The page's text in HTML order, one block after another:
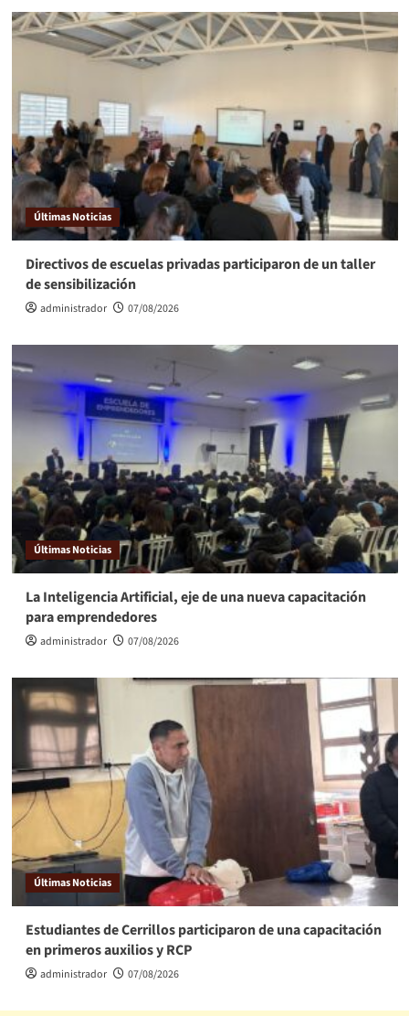
Últimas Noticias
Directivos de escuelas privadas participaron de un taller
de sensibilización
administrador 07/08/2026
Últimas Noticias
La Inteligencia Artificial, eje de una nueva capacitación
para emprendedores
administrador 07/08/2026
Últimas Noticias
Estudiantes de Cerrillos participaron de una capacitación
en primeros auxilios y RCP
administrador 07/08/2026